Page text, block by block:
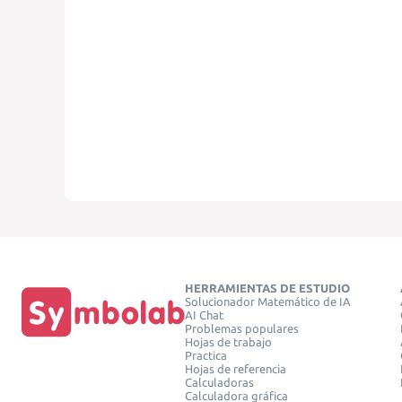
HERRAMIENTAS DE ESTUDIO
Solucionador Matemático de IA
AI Chat
Problemas populares
Hojas de trabajo
Practica
Hojas de referencia
Calculadoras
Calculadora gráfica